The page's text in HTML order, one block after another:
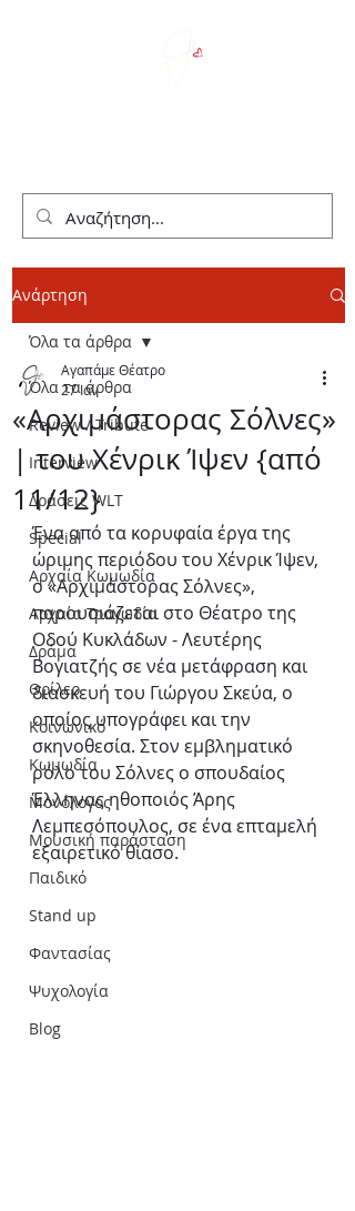
Ανάρτηση
Όλα τα άρθρα
Review / Tribute
Interview
Δράσεις WLT
Special
Αρχαία Κωμωδία
Αρχαία Τραγωδία
Δράμα
Θρίλερ
Κοινωνικό
Κωμωδία
Μονόλογος
Μουσική παράσταση
Παιδικό
Stand up
Φαντασίας
Ψυχολογία
Blog
Όλα τα άρθρα
«Αρχιμάστορας Σόλνες»
| του Χένρικ Ίψεν {από
11/12}
Αγαπάμε Θέατρο
27 Ιαν
Ένα από τα κορυφαία έργα της
ώριμης περιόδου του Χένρικ Ίψεν,
ο «Αρχιμάστορας Σόλνες»,
παρουσιάζεται στο Θέατρο της
Οδού Κυκλάδων - Λευτέρης
Βογιατζής σε νέα μετάφραση και
διασκευή του Γιώργου Σκεύα, ο
οποίος υπογράφει και την
σκηνοθεσία. Στον εμβληματικό
ρόλο του Σόλνες ο σπουδαίος
Έλληνας ηθοποιός Άρης
Λεμπεσόπουλος, σε ένα επταμελή
εξαιρετικό θίασο.